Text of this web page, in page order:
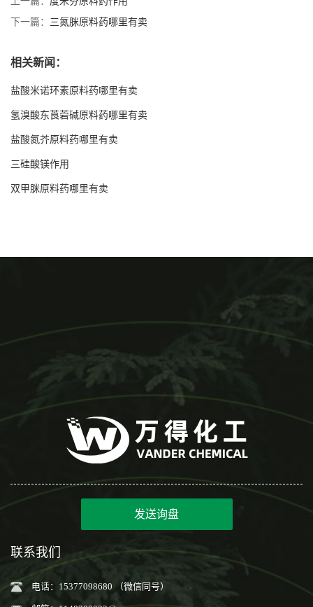
下一篇： 三氮脒原料药哪里有卖
相关新闻：
盐酸米诺环素原料药哪里有卖
氢溴酸东莨菪碱原料药哪里有卖
盐酸氮芥原料药哪里有卖
三硅酸镁作用
双甲脒原料药哪里有卖
发送询盘
联系我们
电话：15377098680 （微信同号）